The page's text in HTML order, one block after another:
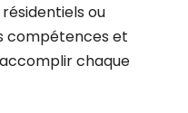
ou
compétences et
chaque